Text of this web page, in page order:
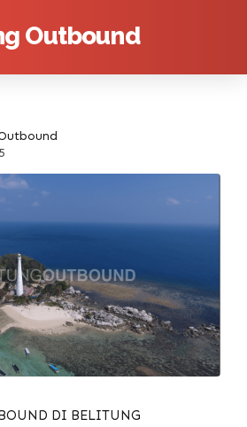
Outbound
DI BELITUNG